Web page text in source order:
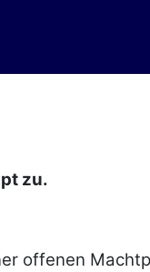
zu.
offenen